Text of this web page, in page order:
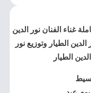
غناء الفنان نور الدين
الطيار وتوزيع نور
الطيار